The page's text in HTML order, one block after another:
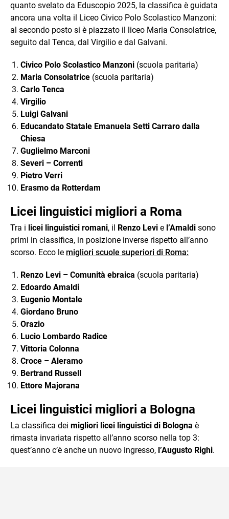
quanto svelato da Eduscopio 2025, la classifica è guidata
ancora una volta il Liceo Civico Polo Scolastico Manzoni:
al secondo posto si è piazzato il liceo Maria Consolatrice,
seguito dal Tenca, dal Virgilio e dal Galvani.
Civico Polo Scolastico Manzoni (scuola paritaria)
Maria Consolatrice (scuola paritaria)
Carlo Tenca
Virgilio
Luigi Galvani
Educandato Statale Emanuela Setti Carraro dalla
Chiesa
Guglielmo Marconi
Severi – Correnti
Pietro Verri
Erasmo da Rotterdam
Licei linguistici migliori a Roma
Tra i licei linguistici romani, il Renzo Levi e l’Amaldi sono
primi in classifica, in posizione inverse rispetto all’anno
scorso. Ecco le migliori scuole superiori di Roma:
Renzo Levi – Comunità ebraica (scuola paritaria)
Edoardo Amaldi
Eugenio Montale
Giordano Bruno
Orazio
Lucio Lombardo Radice
Vittoria Colonna
Croce – Aleramo
Bertrand Russell
Ettore Majorana
Licei linguistici migliori a Bologna
La classifica dei migliori licei linguistici di Bologna è
rimasta invariata rispetto all’anno scorso nella top 3:
quest’anno c’è anche un nuovo ingresso, l’Augusto Righi.